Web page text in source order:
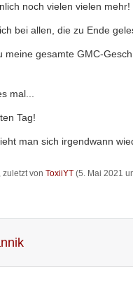
noch vielen vielen mehr!
bei allen, die zu Ende
meine gesamte GMC-
mal...
Tag!
man sich irgendwann
zuletzt von ToxiiYT (5. Mai 2021